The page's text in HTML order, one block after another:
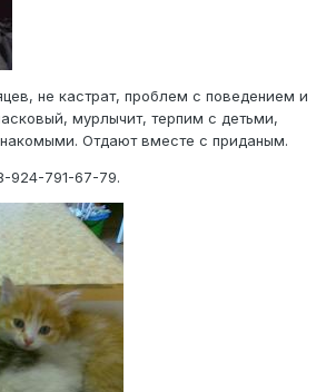
не кастрат, проблем с поведением и
мурлычит, терпим с детьми,
Отдают вместе с приданым.
924-791-67-79.